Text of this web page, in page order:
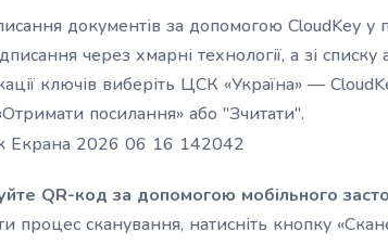
документів за допомогою CloudKey у
через хмарні технології, а зі
ключів виберіть ЦСК «Україна» —
посилання» або "Зчитати".
QR-код за допомогою мобільного
процес сканування, натисніть кнопку